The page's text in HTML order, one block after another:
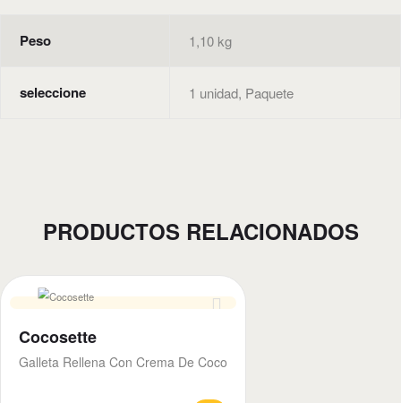
Peso 1,10 kg
seleccione 1 unidad, Paquete
PRODUCTOS RELACIONADOS
Cocosette
Galleta Rellena Con Crema De Coco